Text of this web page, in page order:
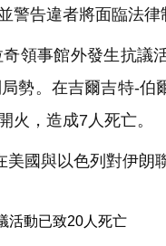
告違者將面臨法律
領事館外發生抗議
勢。在吉爾吉特-伯
火，造成7人死亡。
國與以色列對伊朗